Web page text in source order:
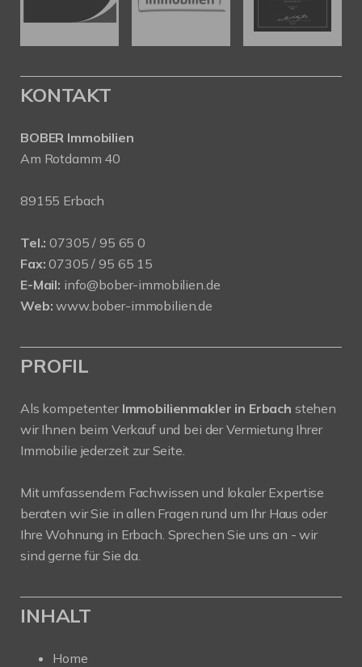
KONTAKT
BOBER Immobilien
Am Rotdamm 40
89155 Erbach
Tel.: 07305 / 95 65 0
Fax: 07305 / 95 65 15
E-Mail: info@bober-immobilien.de
Web: www.bober-immobilien.de
PROFIL
Als kompetenter Immobilienmakler in Erbach stehen
wir Ihnen beim Verkauf und bei der Vermietung Ihrer
Immobilie jederzeit zur Seite.
Mit umfassendem Fachwissen und lokaler Expertise
beraten wir Sie in allen Fragen rund um Ihr Haus oder
Ihre Wohnung in Erbach. Sprechen Sie uns an - wir
sind gerne für Sie da.
INHALT
Home